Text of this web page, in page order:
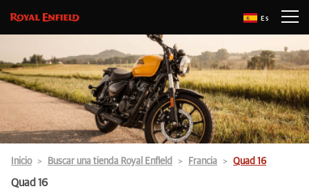
Es
Inicio Buscar una tienda Royal Enfield Francia Quad 16
Quad 16